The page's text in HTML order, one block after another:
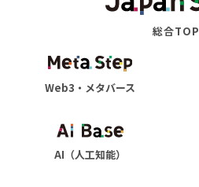
総合TOP
Web3・メタバース
AI（人工知能）